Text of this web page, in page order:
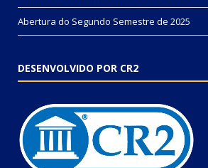
Abertura do Segundo Semestre de 2025
DESENVOLVIDO POR CR2